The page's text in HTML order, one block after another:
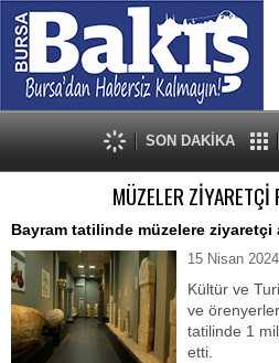
SON DAKİKA
MÜZELER ZİYARETÇİ
Bayram tatilinde müzelere ziyaretçi
15 Nisan
Kültür ve
ve
tatilinde 1
etti.